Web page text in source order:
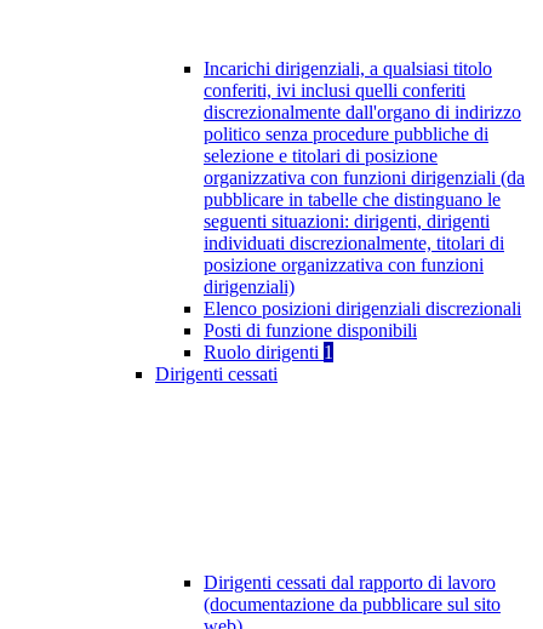
Incarichi dirigenziali, a qualsiasi titolo
conferiti, ivi inclusi quelli conferiti
discrezionalmente dall'organo di indirizzo
politico senza procedure pubbliche di
selezione e titolari di posizione
organizzativa con funzioni dirigenziali (da
pubblicare in tabelle che distinguano le
seguenti situazioni: dirigenti, dirigenti
individuati discrezionalmente, titolari di
posizione organizzativa con funzioni
dirigenziali)
Elenco posizioni dirigenziali discrezionali
Posti di funzione disponibili
Ruolo dirigenti 1
Dirigenti cessati
Dirigenti cessati dal rapporto di lavoro
(documentazione da pubblicare sul sito